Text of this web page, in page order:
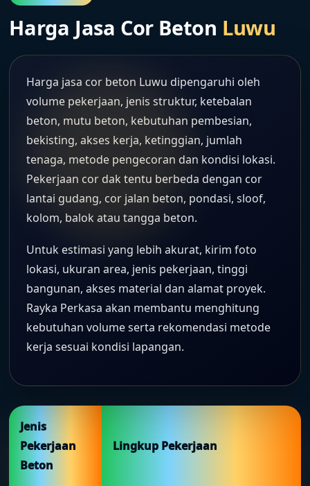
Harga Jasa Cor Beton Luwu
Harga jasa cor beton Luwu dipengaruhi oleh
volume pekerjaan, jenis struktur, ketebalan
beton, mutu beton, kebutuhan pembesian,
bekisting, akses kerja, ketinggian, jumlah
tenaga, metode pengecoran dan kondisi lokasi.
Pekerjaan cor dak tentu berbeda dengan cor
lantai gudang, cor jalan beton, pondasi, sloof,
kolom, balok atau tangga beton.
Untuk estimasi yang lebih akurat, kirim foto
lokasi, ukuran area, jenis pekerjaan, tinggi
bangunan, akses material dan alamat proyek.
Rayka Perkasa akan membantu menghitung
kebutuhan volume serta rekomendasi metode
kerja sesuai kondisi lapangan.
Jenis
Pekerjaan
Beton
Lingkup Pekerjaan